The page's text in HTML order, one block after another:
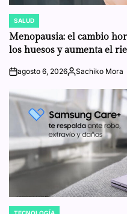
POSTED
IN
SALUD
Menopausia: el cambio
los huesos y aumenta el
onagosto 6, 2026Posted
Sachiko Mora